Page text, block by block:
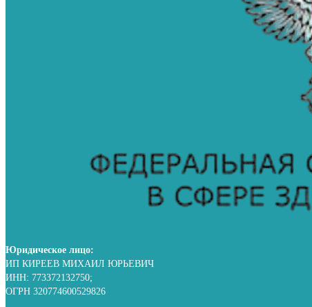
Юридическое лицо:
ИП КИРЕЕВ МИХАИЛ ЮРЬЕВИЧ
ИНН: 773372132750;
ОГРН 320774600529826